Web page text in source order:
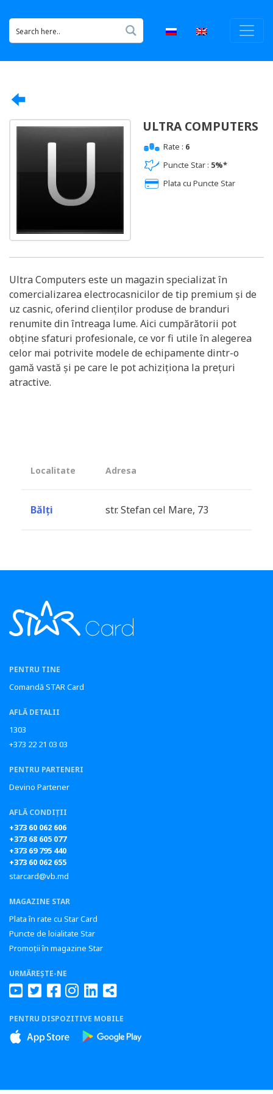
ULTRA COMPUTERS
Rate : 6
Puncte Star : 5%*
Plata cu Puncte Star
Ultra Computers este un magazin specializat în
comercializarea electrocasnicilor de tip premium și de
uz casnic, oferind clienților produse de branduri
renumite din întreaga lume. Aici cumpărătorii pot
obține sfaturi profesionale, ce vor fi utile în alegerea
celor mai potrivite modele de echipamente dintr-o
gamă vastă și pe care le pot achiziționa la prețuri
atractive.
Localitate Adresa
Bălți str. Stefan cel Mare, 73
PENTRU TINE
Comandă STAR Card
AFLĂ DETALII
1303
+373 22 21 03 03
PENTRU PARTENERI
Devino Partener
AFLĂ CONDIȚII
+373 60 062 606
+373 68 605 077
+373 69 795 440
+373 60 062 655
starcard@vb.md
MAGAZINE STAR
Plata în rate cu Star Card
Puncte de loialitate Star
Promoții în magazine Star
URMĂREȘTE-NE
PENTRU DISPOZITIVE MOBILE